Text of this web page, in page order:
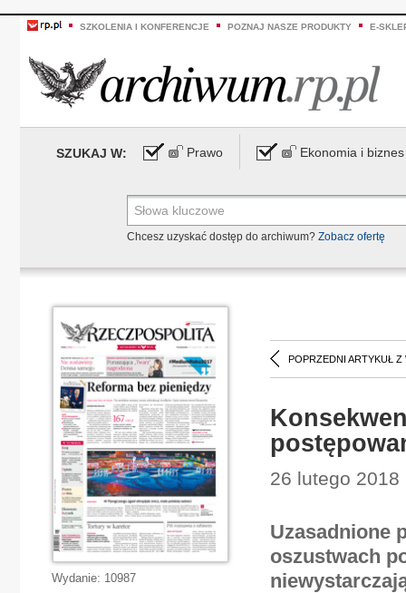
SZKOLENIA I KONFERENCJE POZNAJ NASZE PRODUKTY E-
SZUKAJ W: Prawo Ekonomia i biznes
Chcesz uzyskać dostęp do archiwum? Zobacz ofertę
POPRZEDNI ARTYKUŁ Z
26 lutego 2018
Uzasadnione
oszustwach
Wydanie: 10987